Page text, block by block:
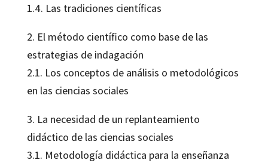
1.4. Las tradiciones científicas
2. El método científico como base de las
estrategias de indagación
2.1. Los conceptos de análisis o metodológicos
en las ciencias sociales
3. La necesidad de un replanteamiento
didáctico de las ciencias sociales
3.1. Metodología didáctica para la enseñanza